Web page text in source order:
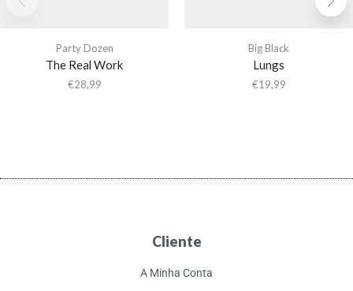
Party Dozen
The Real Work
€28,99
Big Black
Lungs
€19,99
Cliente
A Minha Conta